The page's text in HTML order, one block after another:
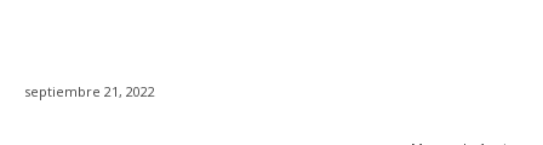
septiembre 21, 2022